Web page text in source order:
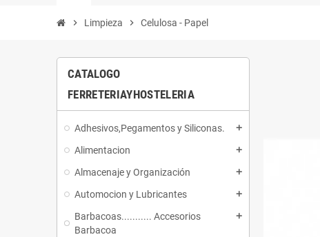
chevron_right Limpieza chevron_right Celulosa - Papel
CATALOGO
FERRETERIAYHOSTELERIA
Adhesivos,Pegamentos y Siliconas. add
Alimentacion add
Almacenaje y Organización add
Automocion y Lubricantes add
Barbacoas........... Accesorios
Barbacoa
add